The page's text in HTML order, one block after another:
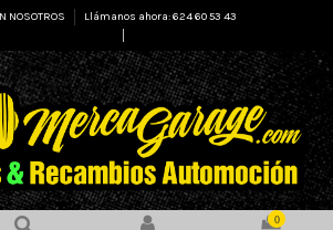
NOSOTROS
Llámanos ahora: 624 60 53 43
0